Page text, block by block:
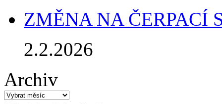
ZMĚNA NA ČERPACÍ
2.2.2026
Archiv
Archiv